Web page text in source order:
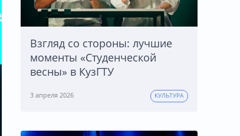
Взгляд со стороны: лучшие
моменты «Студенческой
весны» в КузГТУ
3 апреля 2026 КУЛЬТУРА